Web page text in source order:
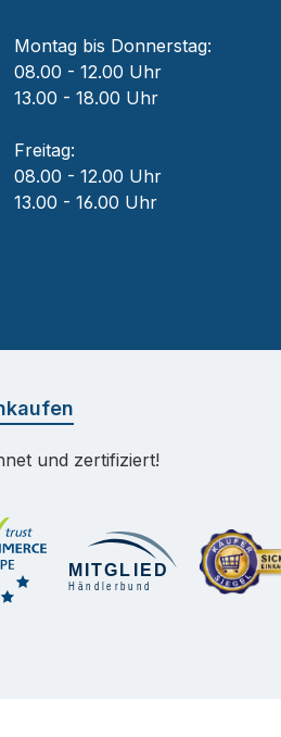
Montag bis Donnerstag:
08.00 - 12.00 Uhr
13.00 - 18.00 Uhr
Freitag:
08.00 - 12.00 Uhr
13.00 - 16.00 Uhr
und zertifiziert!